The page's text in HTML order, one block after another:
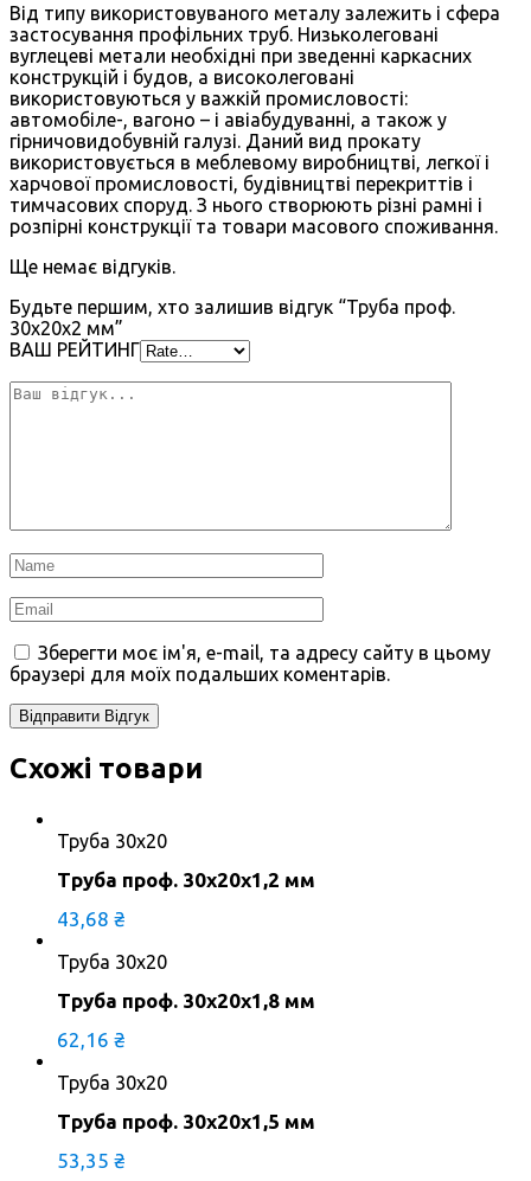
Від типу використовуваного металу залежить і сфера
застосування профільних труб. Низьколеговані
вуглецеві метали необхідні при зведенні каркасних
конструкцій і будов, а високолеговані
використовуються у важкій промисловості:
автомобіле-, вагоно – і авіабудуванні, а також у
гірничовидобувній галузі. Даний вид прокату
використовується в меблевому виробництві, легкої і
харчової промисловості, будівництві перекриттів і
тимчасових споруд. З нього створюють різні рамні і
розпірні конструкції та товари масового споживання.
Ще немає відгуків.
Будьте першим, хто залишив відгук “Труба проф.
30х20х2 мм”
ВАШ РЕЙТИНГ
Зберегти моє ім'я, e-mail, та адресу сайту в цьому
браузері для моїх подальших коментарів.
Схожі товари
Труба 30х20
Труба проф. 30х20х1,2 мм
43,68 ₴
Труба 30х20
Труба проф. 30х20х1,8 мм
62,16 ₴
Труба 30х20
Труба проф. 30х20х1,5 мм
53,35 ₴